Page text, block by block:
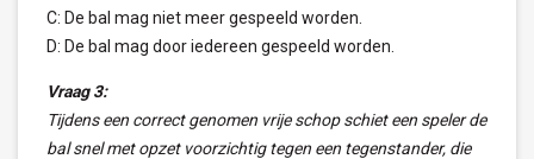
C: De bal mag niet meer gespeeld worden.
D: De bal mag door iedereen gespeeld worden.
Vraag 3:
Tijdens een correct genomen vrije schop schiet een speler de
bal snel met opzet voorzichtig tegen een tegenstander, die